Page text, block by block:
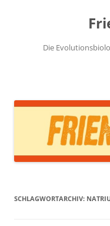
Die
SCHLAGWORTARCHIV: